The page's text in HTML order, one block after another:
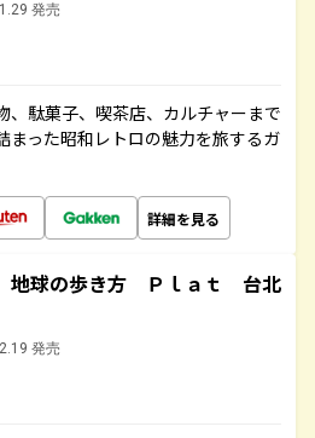
発売
、駄菓子、喫茶店、カルチャーまで
まった昭和レトロの魅力を旅するガ
詳細を見る
地球の歩き方 Ｐｌａｔ 台北
発売